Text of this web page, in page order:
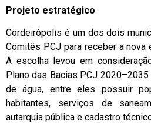
Projeto estratégico
Cordeirópolis é um dos dois
Comitês PCJ para receber a nova
A escolha levou em
Plano das Bacias PCJ
de água, entre eles possuir
habitantes, serviços de
autarquia pública e cadastro